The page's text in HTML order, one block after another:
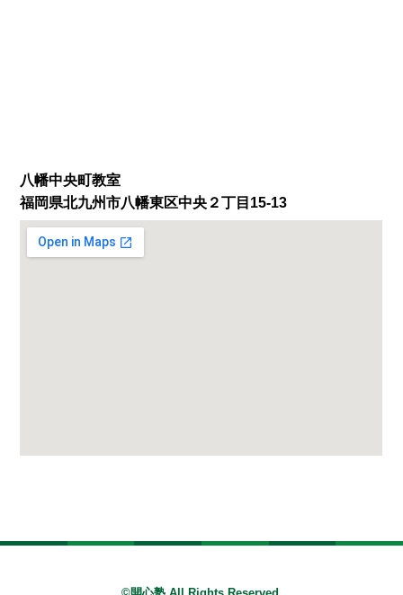
八幡中央町教室
福岡県北九州市八幡東区中央２丁目15-13